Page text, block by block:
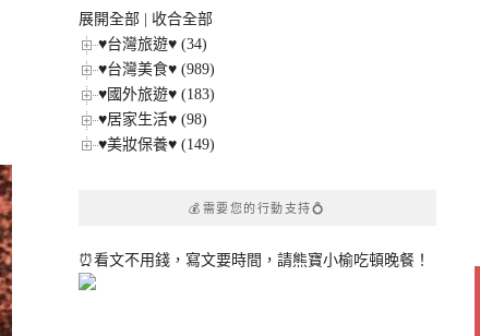
展開全部
收合全部
♥台灣旅遊♥ (34)
♥台灣美食♥ (989)
♥國外旅遊♥ (183)
♥居家生活♥ (98)
♥美妝保養♥ (149)
💰需要您的行動支持💍
⏰看文不用錢，寫文要時間，請熊寶小榆吃頓晚餐！